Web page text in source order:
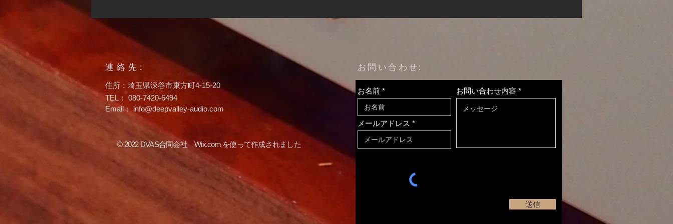
新試聴室について
DVAS Model3 発表しました Model2Bを発売いたします
連絡先:
​住所：埼玉県深谷市東方町4-15-20
TEL： 080-7420-6494
Email：info@deepvalley-audio.com
© 2022 DVAS合同会社Wix.comを使って作成されました
​お問い合わせ:
お名前
メールアドレス
お問い合わせ内容
送信